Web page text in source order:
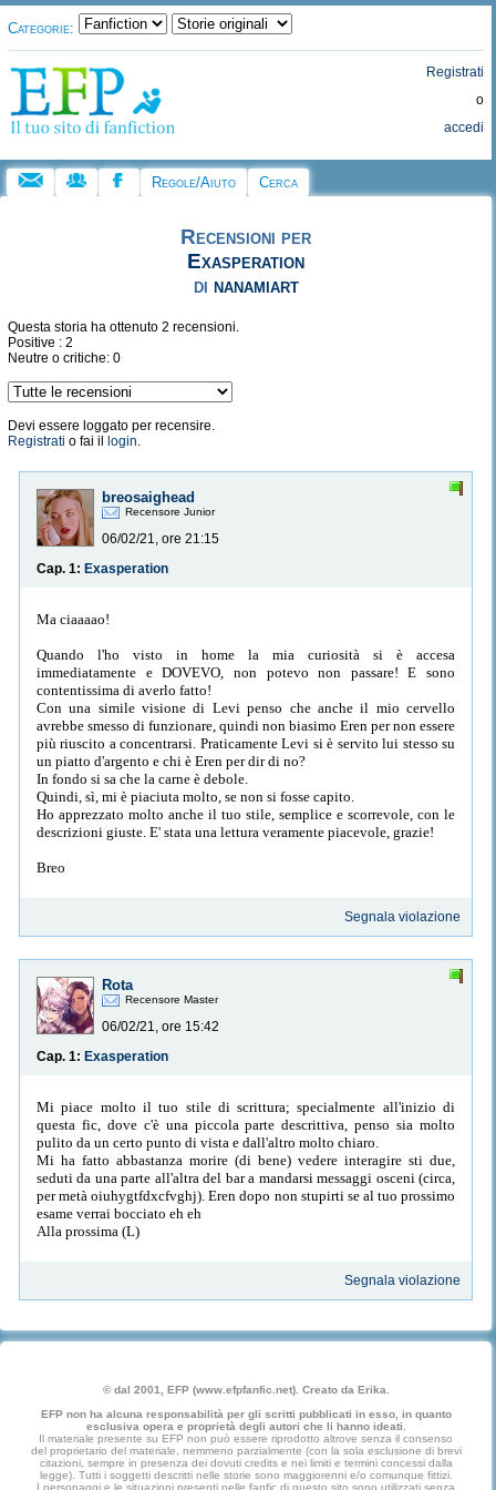
Categorie:
Registrati
o
accedi
Regole/Aiuto Cerca
Recensioni per
Exasperation
di nanamiart
Questa storia ha ottenuto 2 recensioni.
Positive : 2
Neutre o critiche: 0
Devi essere loggato per recensire.
Registrati o fai il login.
breosaighead
Recensore Junior
06/02/21, ore 21:15
Cap. 1: Exasperation
Ma ciaaaao!
Quando l'ho visto in home la mia curiosità si è accesa
immediatamente e DOVEVO, non potevo non passare! E sono
contentissima di averlo fatto!
Con una simile visione di Levi penso che anche il mio cervello
avrebbe smesso di funzionare, quindi non biasimo Eren per non essere
più riuscito a concentrarsi. Praticamente Levi si è servito lui stesso su
un piatto d'argento e chi è Eren per dir di no?
In fondo si sa che la carne è debole.
Quindi, sì, mi è piaciuta molto, se non si fosse capito.
Ho apprezzato molto anche il tuo stile, semplice e scorrevole, con le
descrizioni giuste. E' stata una lettura veramente piacevole, grazie!
Breo
Segnala violazione
Rota
Recensore Master
06/02/21, ore 15:42
Cap. 1: Exasperation
Mi piace molto il tuo stile di scrittura; specialmente all'inizio di
questa fic, dove c'è una piccola parte descrittiva, penso sia molto
pulito da un certo punto di vista e dall'altro molto chiaro.
Mi ha fatto abbastanza morire (di bene) vedere interagire sti due,
seduti da una parte all'altra del bar a mandarsi messaggi osceni (circa,
per metà oiuhygtfdxcfvghj). Eren dopo non stupirti se al tuo prossimo
esame verrai bocciato eh eh
Alla prossima (L)
Segnala violazione
© dal 2001, EFP (www.efpfanfic.net). Creato da Erika.
EFP non ha alcuna responsabilità per gli scritti pubblicati in esso, in quanto
esclusiva opera e proprietà degli autori che li hanno ideati.
Il materiale presente su EFP non può essere riprodotto altrove senza il consenso
del proprietario del materiale, nemmeno parzialmente (con la sola esclusione di brevi
citazioni, sempre in presenza dei dovuti credits e nei limiti e termini concessi dalla
legge). Tutti i soggetti descritti nelle storie sono maggiorenni e/o comunque fittizi.